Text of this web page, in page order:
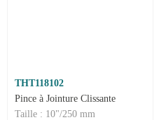
THT118102
Pince à Jointure Clissante
Taille : 10"/250 mm